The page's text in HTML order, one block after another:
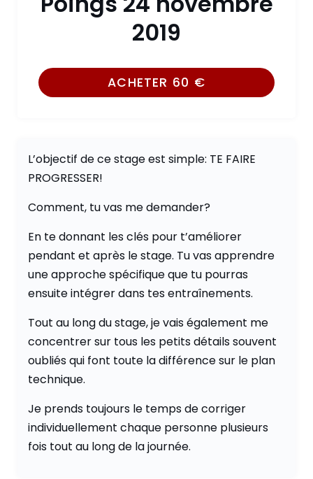
2019
ACHETER 60 €
L’objectif de ce stage est simple: TE FAIRE
PROGRESSER!
Comment, tu vas me demander?
En te donnant les clés pour t’améliorer
pendant et après le stage. Tu vas apprendre
une approche spécifique que tu pourras
ensuite intégrer dans tes entraînements.
Tout au long du stage, je vais également me
concentrer sur tous les petits détails souvent
oubliés qui font toute la différence sur le plan
technique.
Je prends toujours le temps de corriger
individuellement chaque personne plusieurs
fois tout au long de la journée.